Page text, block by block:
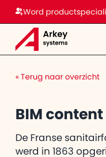
Word
« Terug naar overzicht
BIM
De Franse
werd in 1863